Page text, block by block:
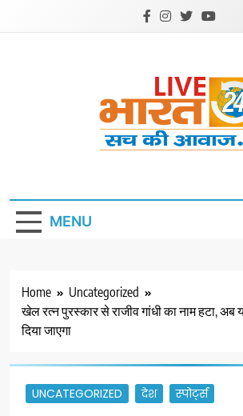
MENU
Home
Uncategorized
खेल रत्न पुरस्कार से राजीव गांधी का नाम हटा,
दिया जाएगा
UNCATEGORIZED देश स्पोर्ट्स